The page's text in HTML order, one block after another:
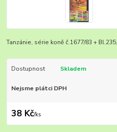
Tanzánie, série koně č.1677/83 +
Dostupnost Skladem
Nejsme plátci DPH
38 Kč/ks